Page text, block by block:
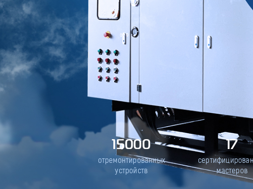
15000
отремонтированных
устройств
17
мастеров